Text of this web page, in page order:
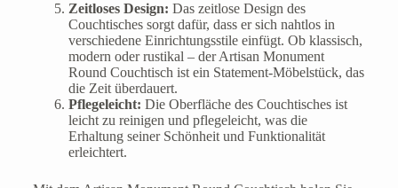
Zeitloses Design: Das zeitlose Design des
Couchtisches sorgt dafür, dass er sich nahtlos in
verschiedene Einrichtungsstile einfügt. Ob klassisch,
modern oder rustikal – der Artisan Monument
Round Couchtisch ist ein Statement-Möbelstück, das
die Zeit überdauert.
Pflegeleicht: Die Oberfläche des Couchtisches ist
leicht zu reinigen und pflegeleicht, was die
Erhaltung seiner Schönheit und Funktionalität
erleichtert.